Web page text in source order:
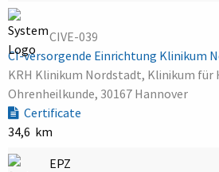
CIVE-039
CI-versorgende Einrichtung Klinikum
KRH Klinikum Nordstadt, Klinikum für
Ohrenheilkunde, 30167 Hannover
Certificate
34,6 km
EPZ